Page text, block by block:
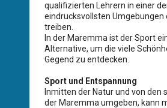
qualifizierten Lehrern in einer
eindrucksvollsten Umgebungen
treiben.
In der Maremma ist der Sport
Alternative, um die viele
Gegend zu entdecken.
Sport und Entspannung
Inmitten der Natur und von den
der Maremma umgeben, kann